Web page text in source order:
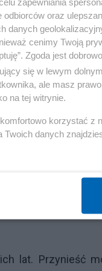
wstąpiła do
kary
z Rady
(a jakżeby
to demokracja,
lat. Przynieść
oraz
danych
cenimy Twoją
Zgoda jest
się w lewym
ale masz
na tej witrynie.
korzystać z
Twoich danych